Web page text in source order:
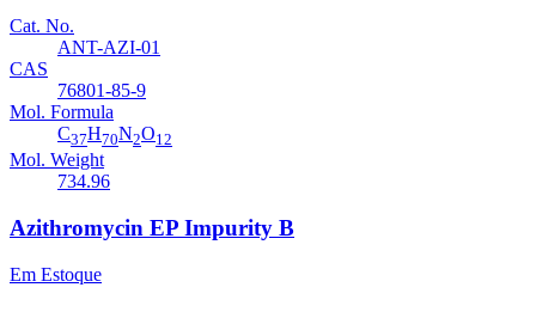
Cat. No.
ANT-AZI-01
CAS
76801-85-9
Mol. Formula
C37H70N2O12
Mol. Weight
734.96
Azithromycin EP Impurity B
Em Estoque